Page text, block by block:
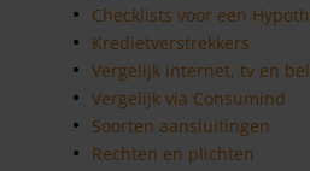
Checklists voor een
Kredietverstrekkers
Vergelijk internet, tv en
Vergelijk via Consumind
Soorten aansluitingen
Rechten en plichten